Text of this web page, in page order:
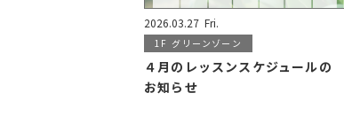
2026.03.27 Fri.
1F グリーンゾーン
４月のレッスンスケジュールの
お知らせ